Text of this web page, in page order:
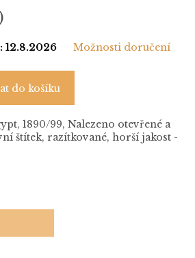
12.8.2026 Možnosti doručení
do košíku
1890/99, Nalezeno otevřené a
štítek, razítkované, horší jakost -